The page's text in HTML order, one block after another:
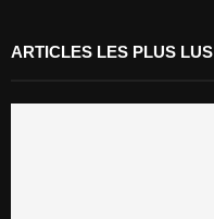
ARTICLES LES PLUS LUS